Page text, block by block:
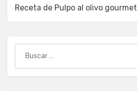
Receta de Pulpo al olivo gourmet